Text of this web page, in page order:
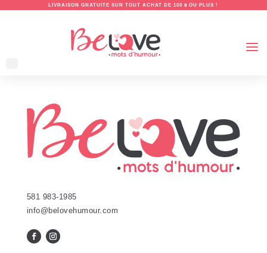
LIVRAISON GRATUITE SUR TOUT ACHAT DE 100 $ OU PLUS !
581 983-1985
info@belovehumour.com